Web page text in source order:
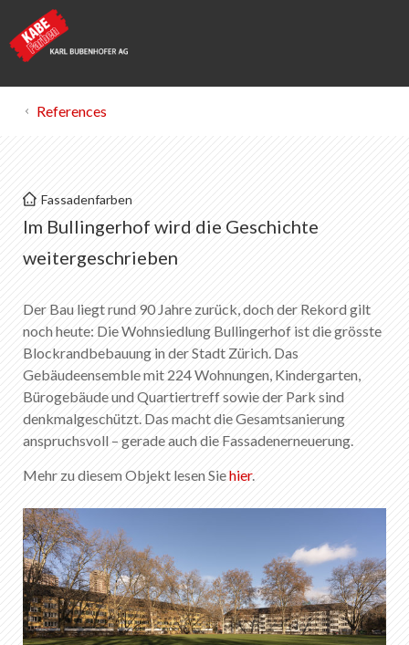
Bullingerhof Zürich
Downloads
Points of sale
DE FR
EN IT
References
Fassadenfarben
Im Bullingerhof wird die Geschichte
weitergeschrieben
Der Bau liegt rund 90 Jahre zurück, doch der Rekord gilt
noch heute: Die Wohnsiedlung Bullingerhof ist die grösste
Blockrandbebauung in der Stadt Zürich. Das
Gebäudeensemble mit 224 Wohnungen, Kindergarten,
Bürogebäude und Quartiertreff sowie der Park sind
denkmalgeschützt. Das macht die Gesamtsanierung
anspruchsvoll – gerade auch die Fassadenerneuerung.
Mehr zu diesem Objekt lesen Siehier.